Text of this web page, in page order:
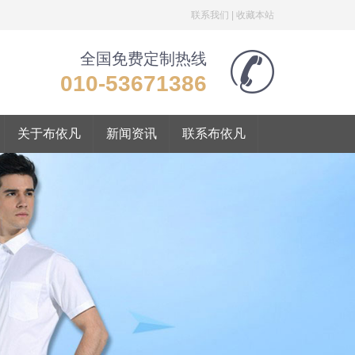
联系我们 收藏本站
全国免费定制热线
010-53671386
关于布依凡 新闻资讯 联系布依凡